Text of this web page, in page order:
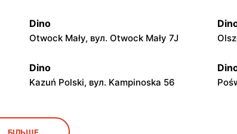
Dino
Otwock Mały, вул. Otwock Mały 7J
Dino
Kazuń Polski, вул. Kampinoska 56